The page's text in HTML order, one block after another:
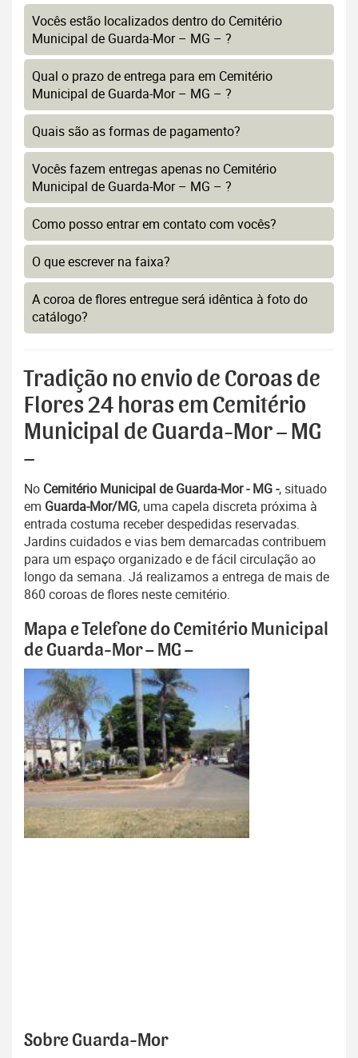
Vocês estão localizados dentro do Cemitério
Municipal de Guarda-Mor – MG – ?
Qual o prazo de entrega para em Cemitério
Municipal de Guarda-Mor – MG – ?
Quais são as formas de pagamento?
Vocês fazem entregas apenas no Cemitério
Municipal de Guarda-Mor – MG – ?
Como posso entrar em contato com vocês?
O que escrever na faixa?
A coroa de flores entregue será idêntica à foto do
catálogo?
Tradição no envio de Coroas de
Flores 24 horas em Cemitério
Municipal de Guarda-Mor – MG
–
No Cemitério Municipal de Guarda-Mor - MG -, situado
em Guarda-Mor/MG, uma capela discreta próxima à
entrada costuma receber despedidas reservadas.
Jardins cuidados e vias bem demarcadas contribuem
para um espaço organizado e de fácil circulação ao
longo da semana. Já realizamos a entrega de mais de
860 coroas de flores neste cemitério.
Mapa e Telefone do Cemitério Municipal
de Guarda-Mor – MG –
Sobre Guarda-Mor